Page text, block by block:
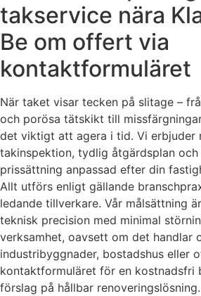
takservice nära
Be om offert via
kontaktformuläret
När taket visar tecken på slitage –
och porösa tätskikt till
det viktigt att agera i tid. Vi erbjuder
takinspektion, tydlig åtgärdsplan och
prissättning anpassad efter din
Allt utförs enligt gällande
ledande tillverkare. Vår målsättning
teknisk precision med minimal
verksamhet, oavsett om det handlar
industribyggnader, bostadshus eller
kontaktformuläret för en kostnadsfri
förslag på hållbar renoveringslösning.